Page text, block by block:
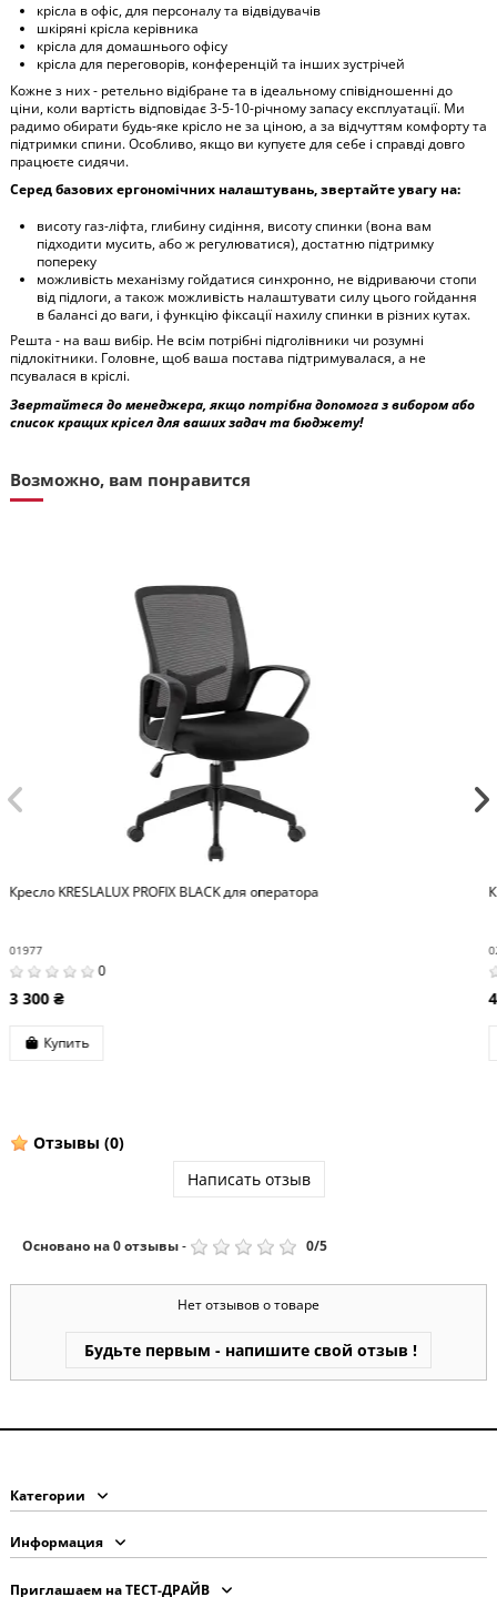
крісла в офіс, для персоналу та відвідувачів
шкіряні крісла керівника
крісла для домашнього офісу
крісла для переговорів, конференцій та інших зустрічей
Кожне з них - ретельно відібране та в ідеальному співідношенні до
ціни, коли вартість відповідає 3-5-10-річному запасу експлуатації. Ми
радимо обирати будь-яке крісло не за ціною, а за відчуттям комфорту та
підтримки спини. Особливо, якщо ви купуєте для себе і справді довго
працюєте сидячи.
Серед базових ергономічних налаштувань, звертайте увагу на:
висоту газ-ліфта, глибину сидіння, висоту спинки (вона вам
підходити мусить, або ж регулюватися), достатню підтримку
попереку
можливість механізму гойдатися синхронно, не відриваючи стопи
від підлоги, а також можливість налаштувати силу цього гойдання
в балансі до ваги, і функцію фіксації нахилу спинки в різних кутах.
Решта - на ваш вибір. Не всім потрібні підголівники чи розумні
підлокітники. Головне, щоб ваша постава підтримувалася, а не
псувалася в кріслі.
Звертайтеся до менеджера, якщо потрібна допомога з вибором або
список кращих крісел для ваших задач та бюджету!
Возможно, вам понравится
Кресло KRESLALUX MOIRA BLACK для оператора
Отзывы (0)
Написать отзыв
Основано на0отзывы- 0/5
Нет отзывов о товаре
Будьте первым - напишите свой отзыв !
Категории
Информация
Приглашаем на ТЕСТ-ДРАЙВ